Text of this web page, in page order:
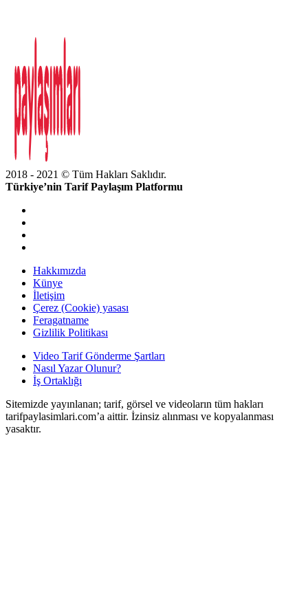
2018 - 2021 © Tüm Hakları Saklıdır.
Türkiye’nin Tarif Paylaşım Platformu
bakım
sabitleme
Hakkımızda
Künye
İletişim
Çerez (Cookie) yasası
Feragatname
Gizlilik Politikası
Video Tarif Gönderme Şartları
Nasıl Yazar Olunur?
İş Ortaklığı
Sitemizde yayınlanan; tarif, görsel ve videoların tüm hakları
tarifpaylasimlari.com’a aittir. İzinsiz alınması ve kopyalanması
yasaktır.